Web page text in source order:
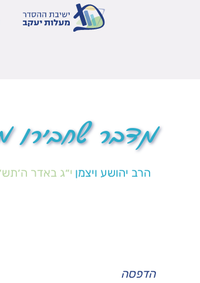
מדבר שחבירו
הרב יהושע ויצמן י״ג באדר
הדפסה